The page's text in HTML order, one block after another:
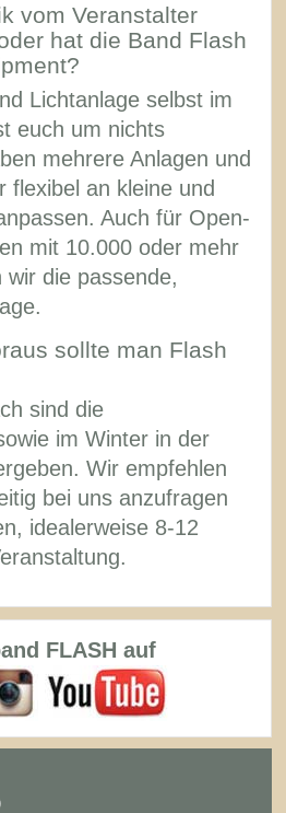
vom Veranstalter
hat die Band Flash
Lichtanlage selbst im
euch um nichts
mehrere Anlagen und
flexibel an kleine und
Auch für Open-
mit 10.000 oder mehr
wir die passende,
sollte man Flash
sind die
im Winter in der
Wir empfehlen
bei uns anzufragen
idealerweise 8-12
FLASH auf